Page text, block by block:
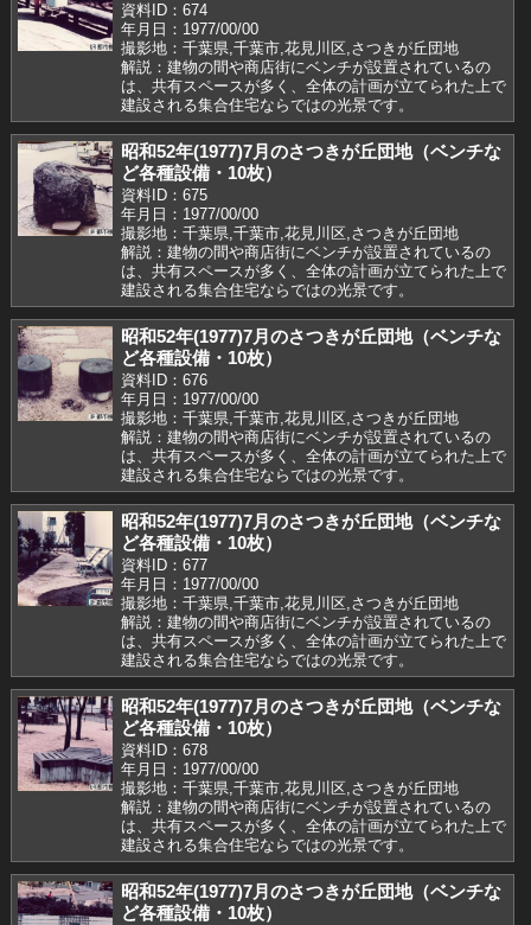
資料ID：674
年月日：1977/00/00
撮影地：千葉県,千葉市,花見川区,さつきが丘団地
解説：建物の間や商店街にベンチが設置されているの
は、共有スペースが多く、全体の計画が立てられた上で
建設される集合住宅ならではの光景です。
昭和52年(1977)7月のさつきが丘団地（ベンチな
ど各種設備・10枚）
資料ID：675
年月日：1977/00/00
撮影地：千葉県,千葉市,花見川区,さつきが丘団地
解説：建物の間や商店街にベンチが設置されているの
は、共有スペースが多く、全体の計画が立てられた上で
建設される集合住宅ならではの光景です。
昭和52年(1977)7月のさつきが丘団地（ベンチな
ど各種設備・10枚）
資料ID：676
年月日：1977/00/00
撮影地：千葉県,千葉市,花見川区,さつきが丘団地
解説：建物の間や商店街にベンチが設置されているの
は、共有スペースが多く、全体の計画が立てられた上で
建設される集合住宅ならではの光景です。
昭和52年(1977)7月のさつきが丘団地（ベンチな
ど各種設備・10枚）
資料ID：677
年月日：1977/00/00
撮影地：千葉県,千葉市,花見川区,さつきが丘団地
解説：建物の間や商店街にベンチが設置されているの
は、共有スペースが多く、全体の計画が立てられた上で
建設される集合住宅ならではの光景です。
昭和52年(1977)7月のさつきが丘団地（ベンチな
ど各種設備・10枚）
資料ID：678
年月日：1977/00/00
撮影地：千葉県,千葉市,花見川区,さつきが丘団地
解説：建物の間や商店街にベンチが設置されているの
は、共有スペースが多く、全体の計画が立てられた上で
建設される集合住宅ならではの光景です。
昭和52年(1977)7月のさつきが丘団地（ベンチな
ど各種設備・10枚）